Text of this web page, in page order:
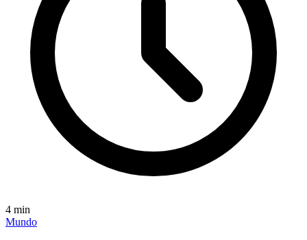
4 min
Mundo